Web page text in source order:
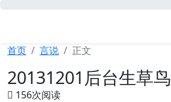
首页 言说 正文
20131201后台生草鸟
156次阅读